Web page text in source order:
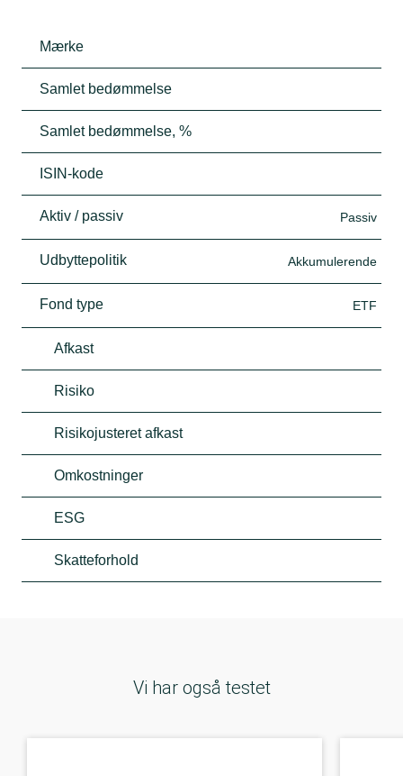
Mærke
Samlet bedømmelse
Samlet bedømmelse, %
ISIN-kode
Aktiv / passiv Passiv
Udbyttepolitik Akkumulerende
Fond type ETF
Afkast
Risiko
Risikojusteret afkast
Omkostninger
ESG
Skatteforhold
Vi har også testet